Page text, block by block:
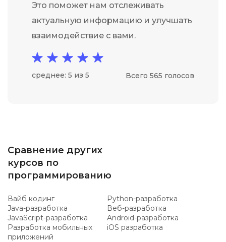
Это поможет нам отслеживать
актуальную информацию и улучшать
взаимодействие с вами.
среднее: 5 из 5 Всего 565 голосов
Сравнение других
курсов по
программированию
Вайб кодинг
Python-разработка
Java-разработка
Веб-разработка
JavaScript-разработка
Android-разработка
Разработка мобильных
приложений
iOS разработка